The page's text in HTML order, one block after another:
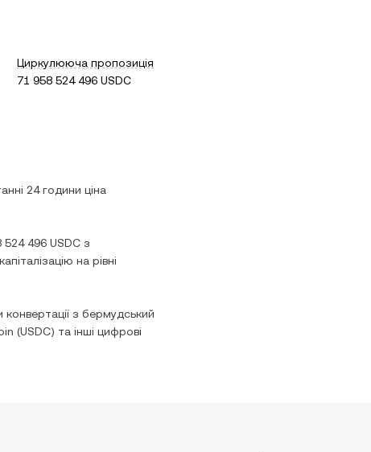
Циркулююча пропозиція
71 958 524 496 USDC
24 години ціна
524 496 USDC з
на рівні
з бермудський
(USDC) та інші цифрові